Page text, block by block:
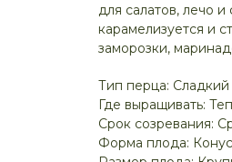
для салатов, лечо
карамелизуется и
заморозки,
Тип перца: Сладкий
Где выращивать:
Срок созревания:
Форма плода: